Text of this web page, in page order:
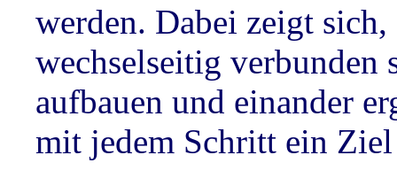
werden. Dabei zeigt
wechselseitig verbunden
aufbauen und einander
mit jedem Schritt ein